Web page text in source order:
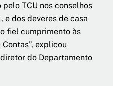
TCU nos conselhos
dos deveres de casa
fiel cumprimento às
explicou
do Departamento